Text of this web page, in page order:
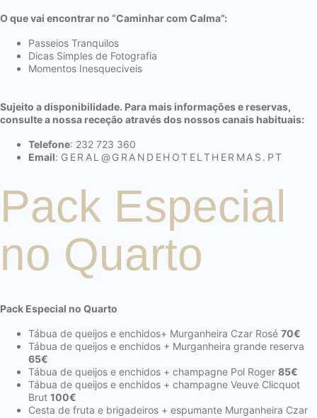
O que vai encontrar no “Caminhar com Calma”:
Passeios Tranquilos
Dicas Simples de Fotografia
Momentos Inesqueciveis
Sujeito a disponibilidade. Para mais informações e reservas,
consulte a nossa receção através dos nossos canais habituais:
Telefone: 232 723 360
Email: GERAL@GRANDEHOTELTHERMAS.PT
Pack Especial
no Quarto
Pack Especial no Quarto
Tábua de queijos e enchidos+ Murganheira Czar Rosé 70€
Tábua de queijos e enchidos + Murganheira grande reserva
65€
Tábua de queijos e enchidos + champagne Pol Roger 85€
Tábua de queijos e enchidos + champagne Veuve Clicquot
Brut 100€
Cesta de fruta e brigadeiros + espumante Murganheira Czar